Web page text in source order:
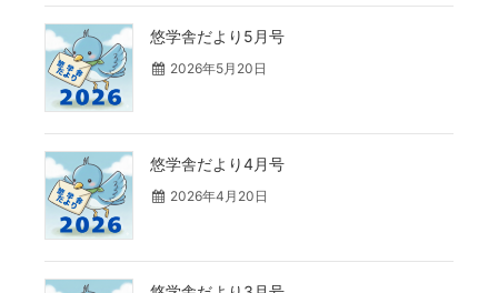
悠学舎だより5月号
2026年5月20日
悠学舎だより4月号
2026年4月20日